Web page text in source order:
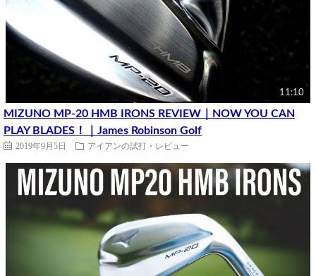
11:10
MIZUNO MP-20 HMB IRONS REVIEW｜NOW YOU CAN
PLAY BLADES！｜James Robinson Golf
2019年9月5日 アイアンの試打・レビュー